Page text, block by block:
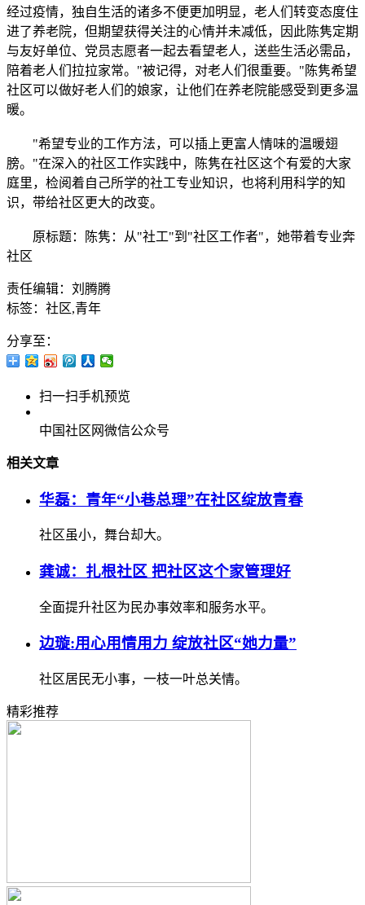
经过疫情，独自生活的诸多不便更加明显，老人们转变态度住
进了养老院，但期望获得关注的心情并未减低，因此陈隽定期
与友好单位、党员志愿者一起去看望老人，送些生活必需品，
陪着老人们拉拉家常。"被记得，对老人们很重要。"陈隽希望
社区可以做好老人们的娘家，让他们在养老院能感受到更多温
暖。
"希望专业的工作方法，可以插上更富人情味的温暖翅
膀。"在深入的社区工作实践中，陈隽在社区这个有爱的大家
庭里，检阅着自己所学的社工专业知识，也将利用科学的知
识，带给社区更大的改变。
原标题：陈隽：从"社工"到"社区工作者"，她带着专业奔
社区
责任编辑：刘腾腾
标签：社区,青年
分享至：
扫一扫手机预览
中国社区网微信公众号
相关文章
华磊：青年“小巷总理”在社区绽放青春
社区虽小，舞台却大。
龚诚：扎根社区 把社区这个家管理好
全面提升社区为民办事效率和服务水平。
边璇:用心用情用力 绽放社区“她力量”
社区居民无小事，一枝一叶总关情。
精彩推荐